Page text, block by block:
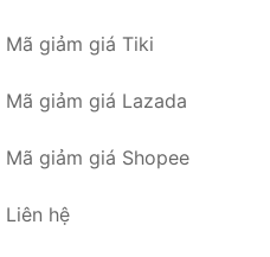
Mã giảm giá Tiki
Mã giảm giá Lazada
Mã giảm giá Shopee
Liên hệ